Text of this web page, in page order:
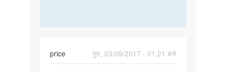
price
गुरु, 03/09/2017 - 01:21 बजे